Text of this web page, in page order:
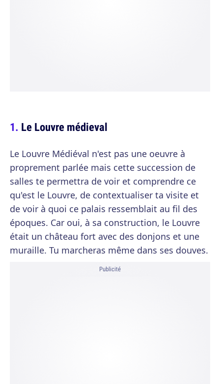
Le Louvre médieval
Le Louvre Médiéval n'est pas une oeuvre à
proprement parlée mais cette succession de
salles te permettra de voir et comprendre ce
qu'est le Louvre, de contextualiser ta visite et
de voir à quoi ce palais ressemblait au fil des
époques. Car oui, à sa construction, le Louvre
était un château fort avec des donjons et une
muraille. Tu marcheras même dans ses douves.
Publicité